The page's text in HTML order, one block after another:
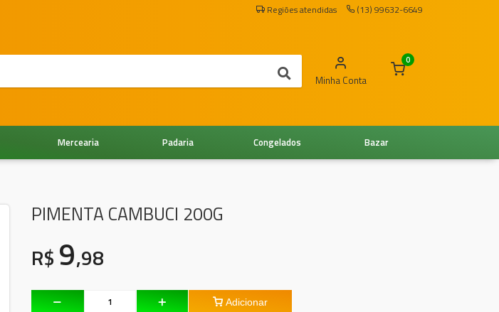
Regiões atendidas (13) 99632-6649
Minha Conta
0
Bazar
Congelados
Padaria
Mercearia
PIMENTA CAMBUCI 200G
R$ 9,98
Adicionar